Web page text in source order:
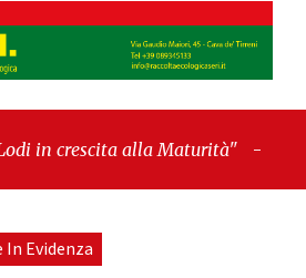
crescita alla Maturità" -"Cava de’
In Evidenza